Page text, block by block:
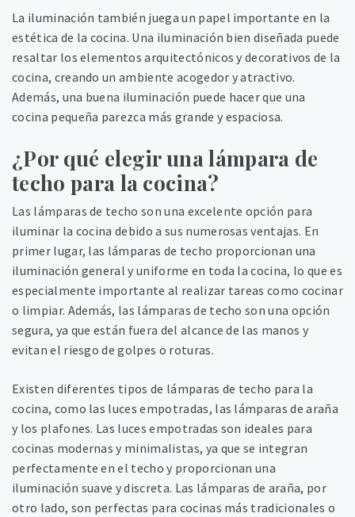
La iluminación también juega un papel importante en la
estética de la cocina. Una iluminación bien diseñada puede
resaltar los elementos arquitectónicos y decorativos de la
cocina, creando un ambiente acogedor y atractivo.
Además, una buena iluminación puede hacer que una
cocina pequeña parezca más grande y espaciosa.
¿Por qué elegir una lámpara de
techo para la cocina?
Las lámparas de techo son una excelente opción para
iluminar la cocina debido a sus numerosas ventajas. En
primer lugar, las lámparas de techo proporcionan una
iluminación general y uniforme en toda la cocina, lo que es
especialmente importante al realizar tareas como cocinar
o limpiar. Además, las lámparas de techo son una opción
segura, ya que están fuera del alcance de las manos y
evitan el riesgo de golpes o roturas.
Existen diferentes tipos de lámparas de techo para la
cocina, como las luces empotradas, las lámparas de araña
y los plafones. Las luces empotradas son ideales para
cocinas modernas y minimalistas, ya que se integran
perfectamente en el techo y proporcionan una
iluminación suave y discreta. Las lámparas de araña, por
otro lado, son perfectas para cocinas más tradicionales o